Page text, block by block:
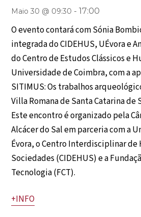
Maio 30 @ 09:30 -17:00
O evento contará com Sónia
integrada do CIDEHUS, UÉvora e
do Centro de Estudos Clássicos e
Universidade de Coimbra, com a
SITIMUS: Os trabalhos
Villa Romana de Santa Catarina de
Este encontro é organizado pela
Alcácer do Sal em parceria com a
Évora, o Centro Interdisciplinar
Sociedades (CIDEHUS) e a
Tecnologia (FCT).
+INFO